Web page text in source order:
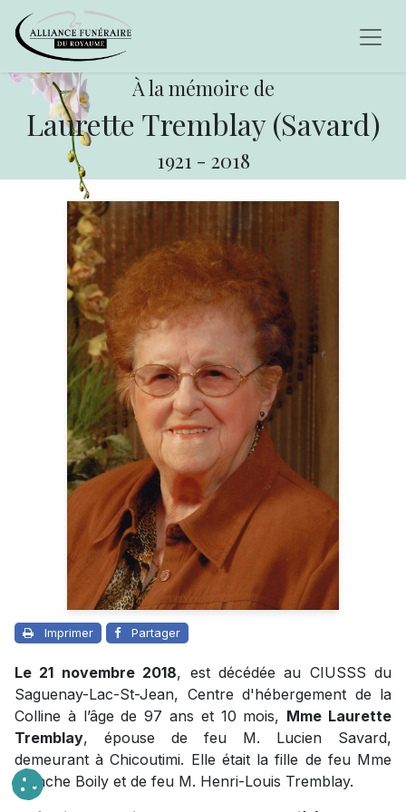
À la mémoire de
Laurette Tremblay (Savard)
1921 - 2018
Imprimer Partager
Le 21 novembre 2018, est décédée au CIUSSS du
Saguenay-Lac-St-Jean, Centre d'hébergement de la
Colline à l’âge de 97 ans et 10 mois, Mme Laurette
Tremblay, épouse de feu M. Lucien Savard,
demeurant à Chicoutimi. Elle était la fille de feu Mme
Blanche Boily et de feu M. Henri-Louis Tremblay.